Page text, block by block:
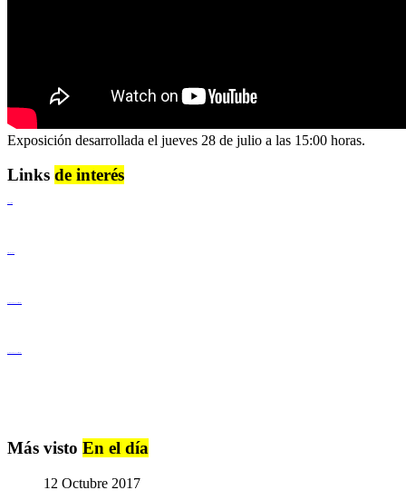
Exposición desarrollada el jueves 28 de julio a las 15:00 horas.
Links de interés
Más visto En el día
12 Octubre 2017